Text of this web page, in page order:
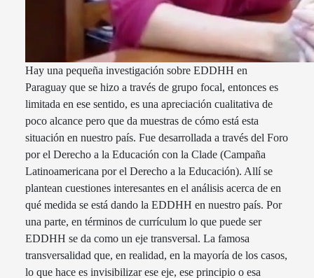
Hay una pequeña investigación sobre EDDHH en
Paraguay que se hizo a través de grupo focal, entonces es
limitada en ese sentido, es una apreciación cualitativa de
poco alcance pero que da muestras de cómo está esta
situación en nuestro país. Fue desarrollada a través del Foro
por el Derecho a la Educación con la Clade (Campaña
Latinoamericana por el Derecho a la Educación). Allí se
plantean cuestiones interesantes en el análisis acerca de en
qué medida se está dando la EDDHH en nuestro país. Por
una parte, en términos de currículum lo que puede ser
EDDHH se da como un eje transversal. La famosa
transversalidad que, en realidad, en la mayoría de los casos,
lo que hace es invisibilizar ese eje, ese principio o esa